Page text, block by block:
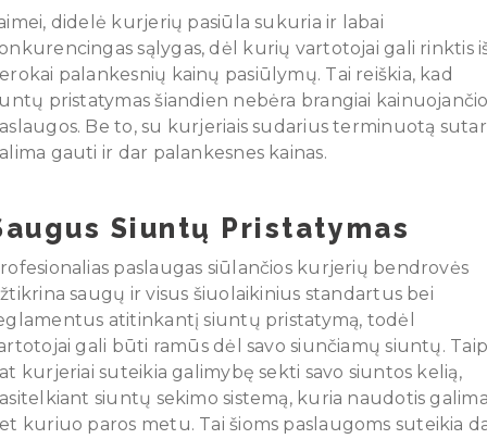
didelė kurjerių pasiūla sukuria ir labai
sąlygas, dėl kurių vartotojai gali rinktis
palankesnių kainų pasiūlymų. Tai reiškia, kad
pristatymas šiandien nebėra brangiai
Be to, su kurjeriais sudarius terminuotą
gauti ir dar palankesnes kainas.
Siuntų Pristatymas
paslaugas siūlančios kurjerių bendrovės
saugų ir visus šiuolaikinius standartus bei
atitinkantį siuntų pristatymą, todėl
gali būti ramūs dėl savo siunčiamų siuntų.
kurjeriai suteikia galimybę sekti savo siuntos kelią,
siuntų sekimo sistemą, kuria naudotis
kuriuo paros metu. Tai šioms paslaugoms suteikia